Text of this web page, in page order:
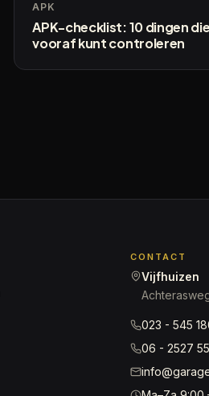
APK
APK-checklist: 10 dingen
vooraf kunt controleren
CONTACT
Vijfhuizen
023 - 545
06 - 2527